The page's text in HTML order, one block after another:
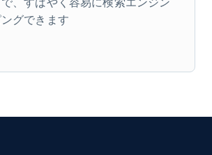
グできます